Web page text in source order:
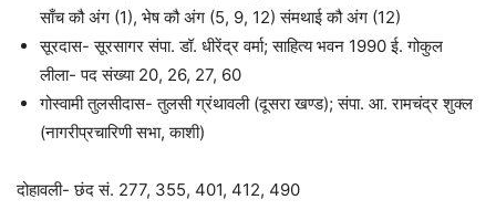
साँच कौ अंग (1), भेष कौ अंग (5, 9, 12) संमथाई कौ अंग (12)
सूरदास- सूरसागर संपा. डॉ. धीरेंद्र वर्मा; साहित्य भवन 1990 ई. गोकुल
लीला- पद संख्या 20, 26, 27, 60
गोस्वामी तुलसीदास- तुलसी ग्रंथावली (दूसरा खण्ड); संपा. आ. रामचंद्र शुक्ल
(नागरीप्रचारिणी सभा, काशी)
दोहावली- छंद सं. 277, 355, 401, 412, 490